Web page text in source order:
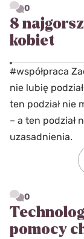
0
8
kobiet
#współpraca
nie lubię
ten podział nie
– a ten podział
uzasadnienia.
0
pomocy